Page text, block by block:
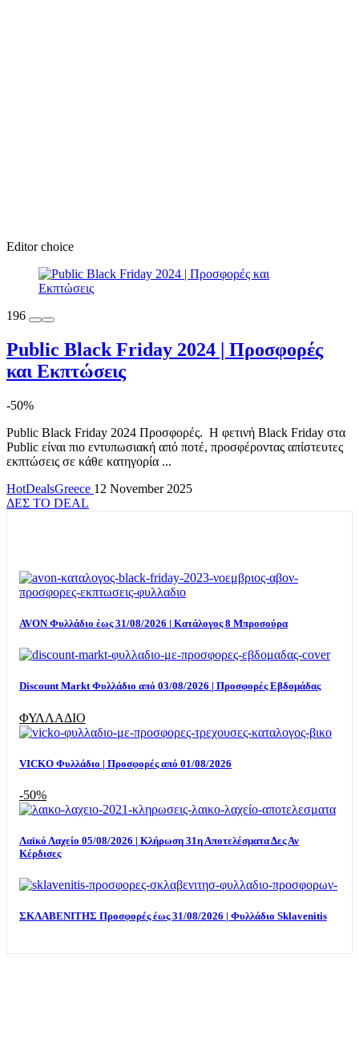
Editor choice
196
Public Black Friday 2024 | Προσφορές
και Εκπτώσεις
-50%
Public Black Friday 2024 Προσφορές. Η φετινή Black Friday στα
Public είναι πιο εντυπωσιακή από ποτέ, προσφέροντας απίστευτες
εκπτώσεις σε κάθε κατηγορία ...
HotDealsGreece 12 November 2025
ΔΕΣ ΤΟ DEAL
AVON Φυλλάδιο έως 31/08/2026 | Κατάλογος 8 Μπροσούρα
Discount Markt Φυλλάδιο από 03/08/2026 | Προσφορές Εβδομάδας
ΦΥΛΛΑΔΙΟ
VICKO Φυλλάδιο | Προσφορές από 01/08/2026
-50%
Λαϊκό Λαχείο 05/08/2026 | Κλήρωση 31η Αποτελέσματα Δες Αν
Κέρδισες
ΣΚΛΑΒΕΝΙΤΗΣ Προσφορές έως 31/08/2026 | Φυλλάδιο Sklavenitis